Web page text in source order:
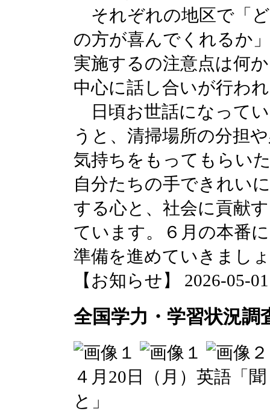
それぞれの地区で「
の方が喜んでくれるか
実施するの注意点は何
中心に話し合いが行わ
日頃お世話になって
うと、清掃場所の分担
気持ちをもってもらい
自分たちの手できれい
する心と、社会に貢献
ています。６月の本番
準備を進めていきまし
【お知らせ】 2026-05-
全国学力・学習状況調
４月20日（月）英語「
と」